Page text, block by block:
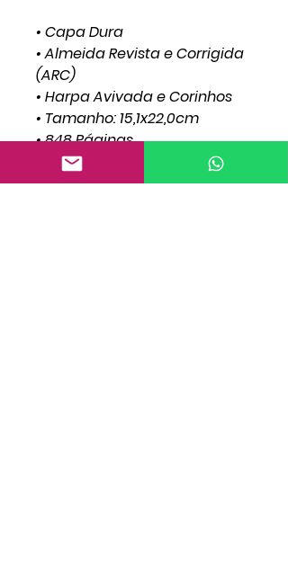
• Capa Dura
• Almeida Revista e Corrigida
(ARC)
• Harpa Avivada e Corinhos
• Tamanho: 15,1x22,0cm
• 848 Páginas
• Letra Gigante
• Full Color